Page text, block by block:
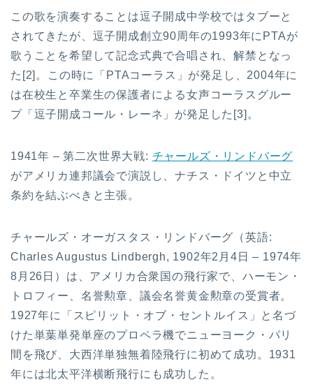
この歌を演奏することは逗子開成中学校ではタブーと
されてきたが、逗子開成創立90周年の1993年にPTAが
歌うことを希望して記念式典で合唱され、解禁となっ
た[2]。この時に「PTAコーラス」が発足し、2004年に
は在校生と卒業生の保護者による女声コーラスグルー
プ「逗子開成コール・レーネ」が発足した[3]。
1941年 – 第二次世界大戦: チャールズ・リンドバーグ
がアメリカ連邦議会で演説し、ナチス・ドイツと中立
条約を結ぶべきと主張。
チャールズ・オーガスタス・リンドバーグ（英語:
Charles Augustus Lindbergh, 1902年2月4日 – 1974年
8月26日）は、アメリカ合衆国の飛行家で、ハーモン・
トロフィー、名誉勲章、議会名誉黄金勲章の受賞者。
1927年に「スピリット・オブ・セントルイス」と名づ
けた単葉単発単座のプロペラ機でニューヨーク・パリ
間を飛び、大西洋単独無着陸飛行に初めて成功。1931
年には北太平洋横断飛行にも成功した。